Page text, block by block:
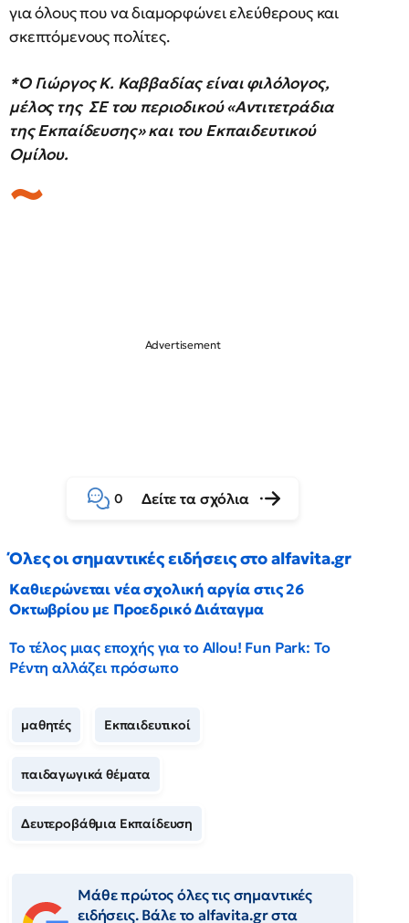
για όλους που να διαμορφώνει ελεύθερους και
σκεπτόμενους πολίτες.
*Ο Γιώργος Κ. Καββαδίας είναι φιλόλογος,
μέλος της ΣΕ του περιοδικού «Αντιτετράδια
της Εκπαίδευσης» και του Εκπαιδευτικού
Ομίλου.
0 Δείτε τα σχόλια
Όλες οι σημαντικές ειδήσεις στο alfavita.gr
Καθιερώνεται νέα σχολική αργία στις 26
Οκτωβρίου με Προεδρικό Διάταγμα
Το τέλος μιας εποχής για το Allou! Fun Park: Το
Ρέντη αλλάζει πρόσωπο
μαθητές Εκπαιδευτικοί
παιδαγωγικά θέματα
Δευτεροβάθμια Εκπαίδευση
Μάθε πρώτος όλες τις σημαντικές
ειδήσεις. Βάλε το alfavita.gr στα